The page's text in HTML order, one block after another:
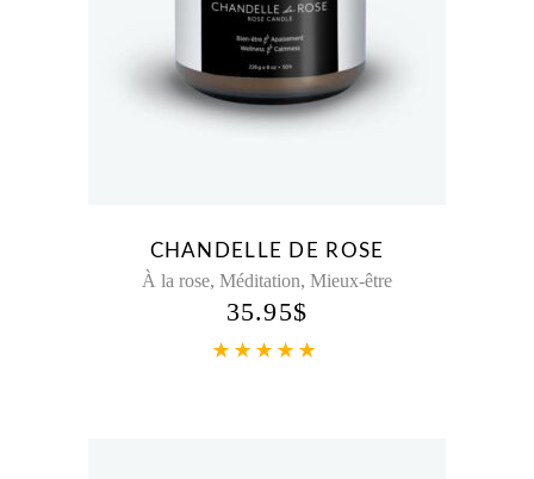
CHANDELLE DE ROSE
À la rose, Méditation, Mieux-être
35.95$